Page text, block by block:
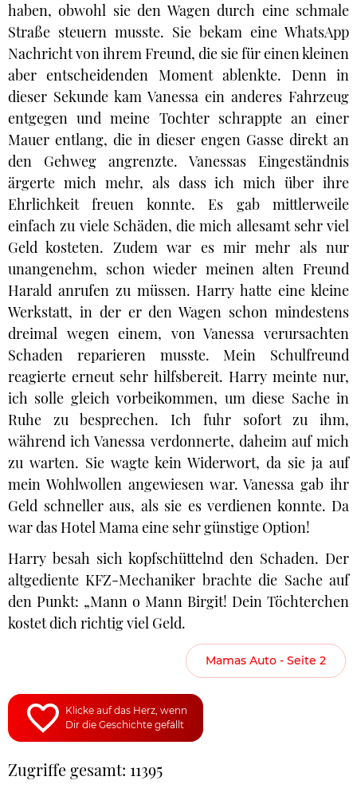
haben, obwohl sie den Wagen durch eine schmale
Straße steuern musste. Sie bekam eine WhatsApp
Nachricht von ihrem Freund, die sie für einen kleinen
aber entscheidenden Moment ablenkte. Denn in
dieser Sekunde kam Vanessa ein anderes Fahrzeug
entgegen und meine Tochter schrappte an einer
Mauer entlang, die in dieser engen Gasse direkt an
den Gehweg angrenzte. Vanessas Eingeständnis
ärgerte mich mehr, als dass ich mich über ihre
Ehrlichkeit freuen konnte. Es gab mittlerweile
einfach zu viele Schäden, die mich allesamt sehr viel
Geld kosteten. Zudem war es mir mehr als nur
unangenehm, schon wieder meinen alten Freund
Harald anrufen zu müssen. Harry hatte eine kleine
Werkstatt, in der er den Wagen schon mindestens
dreimal wegen einem, von Vanessa verursachten
Schaden reparieren musste. Mein Schulfreund
reagierte erneut sehr hilfsbereit. Harry meinte nur,
ich solle gleich vorbeikommen, um diese Sache in
Ruhe zu besprechen. Ich fuhr sofort zu ihm,
während ich Vanessa verdonnerte, daheim auf mich
zu warten. Sie wagte kein Widerwort, da sie ja auf
mein Wohlwollen angewiesen war. Vanessa gab ihr
Geld schneller aus, als sie es verdienen konnte. Da
war das Hotel Mama eine sehr günstige Option!
Harry besah sich kopfschüttelnd den Schaden. Der
altgediente KFZ-Mechaniker brachte die Sache auf
den Punkt: „Mann o Mann Birgit! Dein Töchterchen
kostet dich richtig viel Geld.
Mamas Auto - Seite 2
Klicke auf das Herz, wenn
Dir die Geschichte gefällt
Zugriffe gesamt: 11395